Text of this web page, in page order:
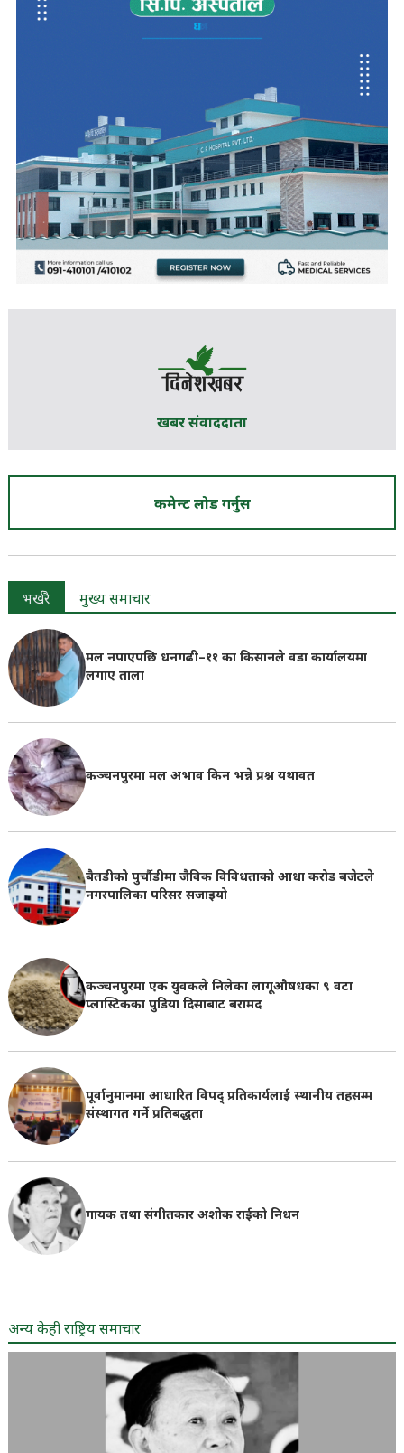
खबर संवाददाता
कमेन्ट लोड गर्नुस
भर्खरै मुख्य समाचार
मल नपाएपछि धनगढी–११ का किसानले वडा कार्यालयमा
लगाए ताला
कञ्चनपुरमा मल अभाव किन भन्ने प्रश्न यथावत
बैतडीको पुर्चौडीमा जैविक विविधताको आधा करोड बजेटले
नगरपालिका परिसर सजाइयो
कञ्चनपुरमा एक युवकले निलेका लागूऔषधका ९ वटा
प्लास्टिकका पुडिया दिसाबाट बरामद
पूर्वानुमानमा आधारित विपद् प्रतिकार्यलाई स्थानीय तहसम्म
संस्थागत गर्ने प्रतिबद्धता
गायक तथा संगीतकार अशोक राईको निधन
अन्य केही राष्ट्रिय समाचार